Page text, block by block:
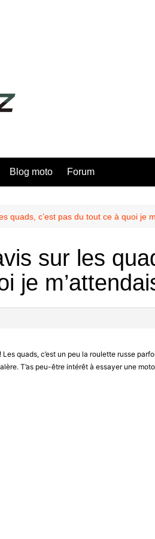
Blog moto Forum
quads, c’est pas du tout ce à quoi je
sur les
je
quads, c’est un peu la roulette russe
T’as peu-être intérêt à essayer une